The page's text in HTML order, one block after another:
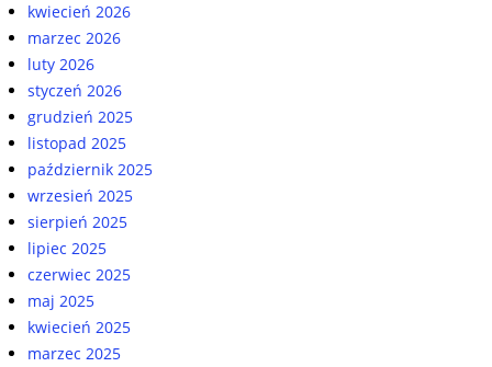
kwiecień 2026
marzec 2026
luty 2026
styczeń 2026
grudzień 2025
listopad 2025
październik 2025
wrzesień 2025
sierpień 2025
lipiec 2025
czerwiec 2025
maj 2025
kwiecień 2025
marzec 2025